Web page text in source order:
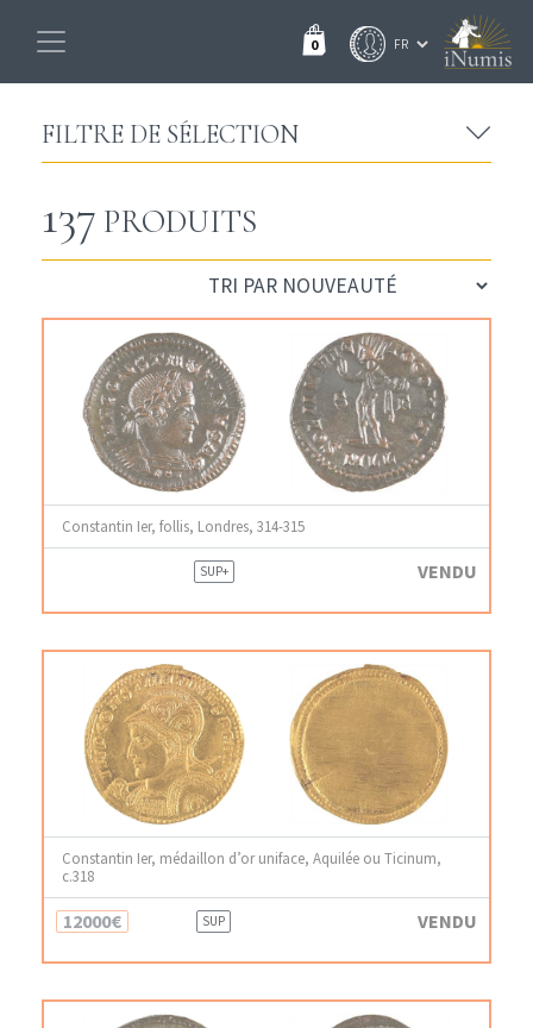
0
FILTRE DE SÉLECTION
137 PRODUITS
Constantin Ier, follis, Londres, 314-315
SUP+ VENDU
Constantin Ier, médaillon d’or uniface, Aquilée ou Ticinum,
c.318
12000€ SUP VENDU